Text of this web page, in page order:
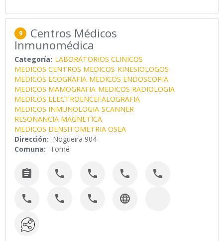
9 Centros Médicos
Inmunomédica
Categoría: LABORATORIOS CLINICOS
MEDICOS CENTROS MEDICOS KINESIOLOGOS
MEDICOS ECOGRAFIA MEDICOS ENDOSCOPIA
MEDICOS MAMOGRAFIA MEDICOS RADIOLOGIA
MEDICOS ELECTROENCEFALOGRAFIA
MEDICOS INMUNOLOGIA SCANNER
RESONANCIA MAGNETICA
MEDICOS DENSITOMETRIA OSEA
Dirección: Nogueira 904
Comuna: Tomé
    
   